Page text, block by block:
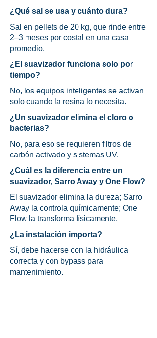
¿Qué sal se usa y cuánto dura?
Sal en pellets de 20 kg, que rinde entre
2–3 meses por costal en una casa
promedio.
¿El suavizador funciona solo por
tiempo?
No, los equipos inteligentes se activan
solo cuando la resina lo necesita.
¿Un suavizador elimina el cloro o
bacterias?
No, para eso se requieren filtros de
carbón activado y sistemas UV.
¿Cuál es la diferencia entre un
suavizador, Sarro Away y One Flow?
El suavizador elimina la dureza; Sarro
Away la controla químicamente; One
Flow la transforma físicamente.
¿La instalación importa?
Sí, debe hacerse con la hidráulica
correcta y con bypass para
mantenimiento.